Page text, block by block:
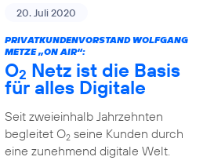
20. Juli 2020
PRIVATKUNDENVORSTAND WOLFGANG
METZE „ON AIR“:
O2 Netz ist die Basis
für alles Digitale
Seit zweieinhalb Jahrzehnten
begleitet O2seine Kunden durch
eine zunehmend digitale Welt.